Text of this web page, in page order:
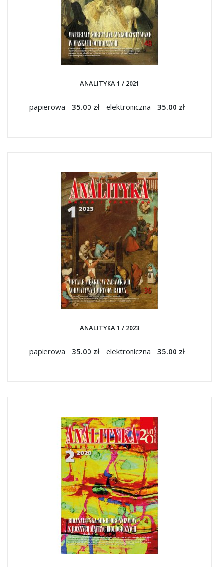
ANALITYKA 1 / 2021
papierowa 35.00 zł elektroniczna 35.00 zł
ANALITYKA 1 / 2023
papierowa 35.00 zł elektroniczna 35.00 zł